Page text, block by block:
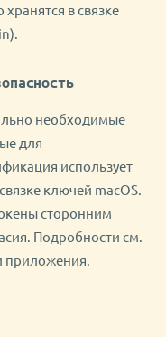
в связке
необходимые
для
использует
ключей macOS.
сторонним
Подробности см.
приложения.